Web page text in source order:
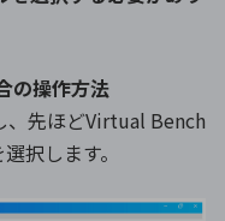
の操作方法
先ほどVirtual Bench
択します。